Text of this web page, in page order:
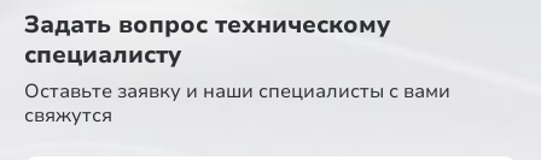
Задать вопрос техническому
специалисту
Оставьте заявку и наши специалисты с вами
свяжутся